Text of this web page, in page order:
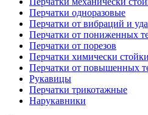
Перчатки одноразовые
Перчатки от вибраций и
Перчатки от пониженных
Перчатки от порезов
Перчатки химически
Перчатки от повышенных
Рукавицы
Перчатки трикотажные
Нарукавники